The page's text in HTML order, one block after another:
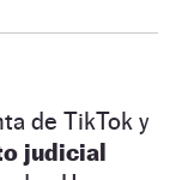
de TikTok y
judicial